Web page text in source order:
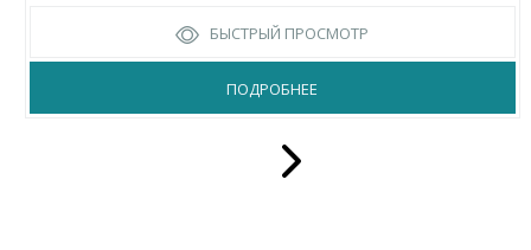
БЫСТРЫЙ ПРОСМОТР
ПОДРОБНЕЕ